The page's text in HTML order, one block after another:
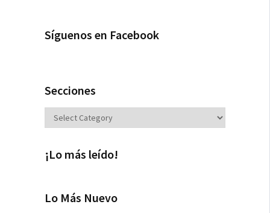
Síguenos en Facebook
Secciones
Secciones
¡Lo más leído!
Lo Más Nuevo